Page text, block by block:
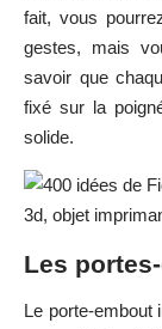
fait, vous
gestes, mais
savoir que
fixé sur la
solide.
Les
Le porte-embout